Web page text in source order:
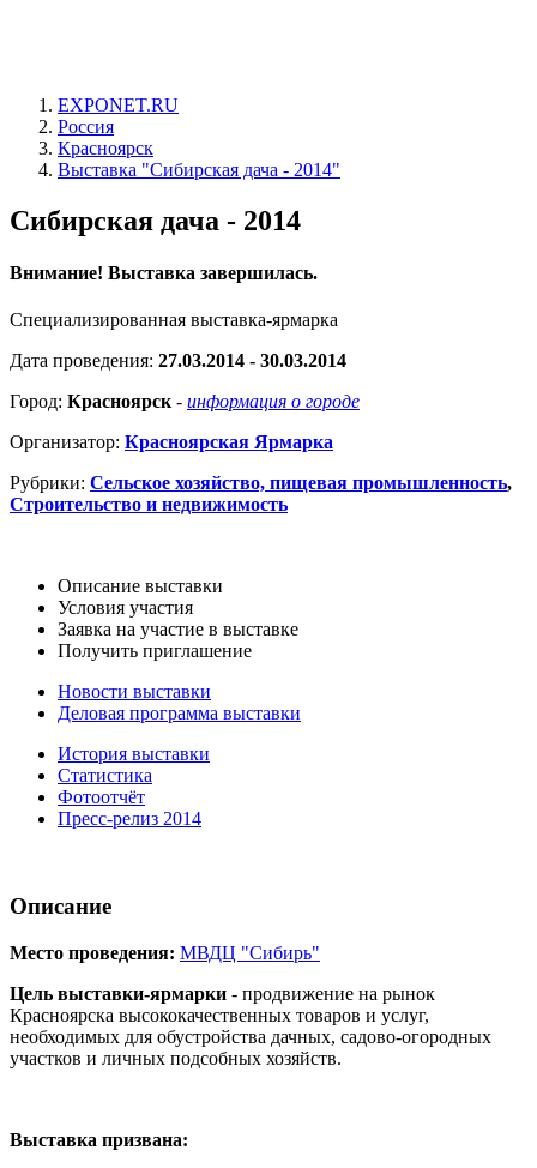
EXPONET.RU
Россия
Красноярск
Выставка "Сибирская дача - 2014"
Сибирская дача - 2014
Внимание! Выставка завершилась.
Специализированная выставка-ярмарка
Дата проведения: 27.03.2014 - 30.03.2014
Город: Красноярск - информация о городе
Организатор: Красноярская Ярмарка
Рубрики: Сельское хозяйство, пищевая промышленность,
Строительство и недвижимость
Описание выставки
Условия участия
Заявка на участие в выставке
Получить приглашение
Новости выставки
Деловая программа выставки
История выставки
Статистика
Фотоотчёт
Пресс-релиз 2014
Описание
Место проведения: МВДЦ "Сибирь"
Цель выставки-ярмарки - продвижение на рынок
Красноярска высококачественных товаров и услуг,
необходимых для обустройства дачных, садово-огородных
участков и личных подсобных хозяйств.
Выставка призвана: